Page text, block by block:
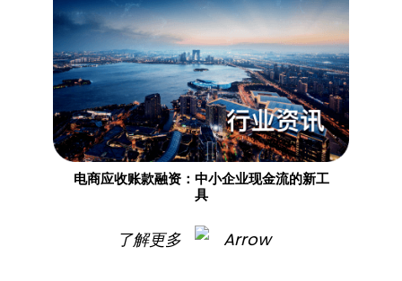
电商应收账款融资：中小企业现金流的新工
具
了解更多